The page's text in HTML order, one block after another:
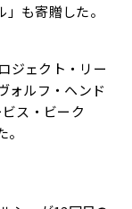
も寄贈した。
ジェクト・リー
ォルフ・ヘンド
ス・ビーク